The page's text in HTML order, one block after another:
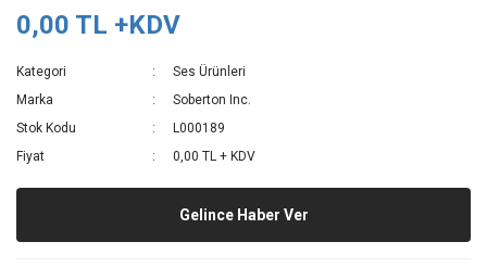
0,00 TL +KDV
Kategori
Ses Ürünleri
Marka
Soberton Inc.
Stok Kodu
L000189
Fiyat
0,00 TL + KDV
Gelince Haber Ver